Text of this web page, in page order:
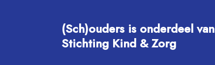
(Sch)ouders is onderdeel van
Stichting Kind & Zorg